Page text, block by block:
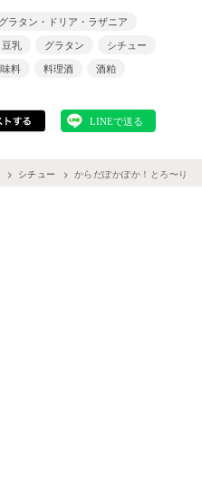
グラタン・ドリア・ラザニア
豆乳 グラタン
シチュー
料 料理酒 酒粕
シチュー からだぽかぽか！とろ〜り